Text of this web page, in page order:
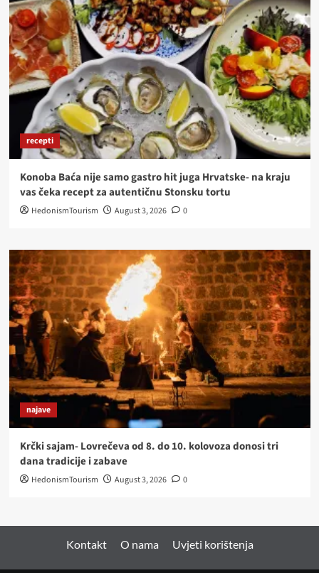
recepti
Konoba Baća nije samo gastro hit juga Hrvatske- na kraju
vas čeka recept za autentičnu Stonsku tortu
HedonismTourism August 3, 2026 0
najave
Krčki sajam- Lovrečeva od 8. do 10. kolovoza donosi tri
dana tradicije i zabave
HedonismTourism August 3, 2026 0
Kontakt O nama Uvjeti korištenja